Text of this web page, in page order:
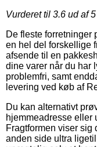
Vurderet til 3.6 ud af
De fleste
en hel del forskellige
afsende til en
dine varer når du har
problemfri, samt
levering ved køb af
Du kan alternativt
hjemmeadresse eller
Fragtformen viser
anden side ultra